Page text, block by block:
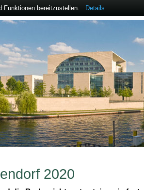
2020
Funktionen bereitzustellen. Details